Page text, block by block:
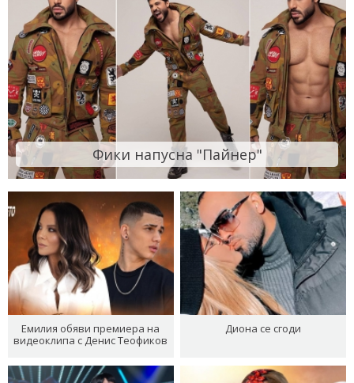
Фики напусна "Пайнер"
Емилия обяви премиера на
видеоклипа с Денис Теофиков
Диона се сгоди